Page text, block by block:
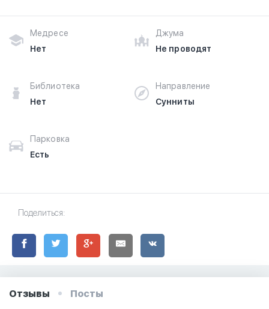
Медресе
Нет
Джума
Не проводят
Библиотека
Нет
Направление
Сунниты
Парковка
Есть
Поделиться:
Отзывы Посты